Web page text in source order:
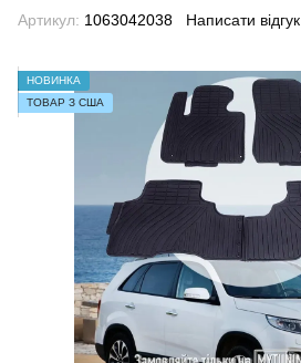
Артикул: 1063042038 Написати відгук
НОВИНКА
ТОВАР З США